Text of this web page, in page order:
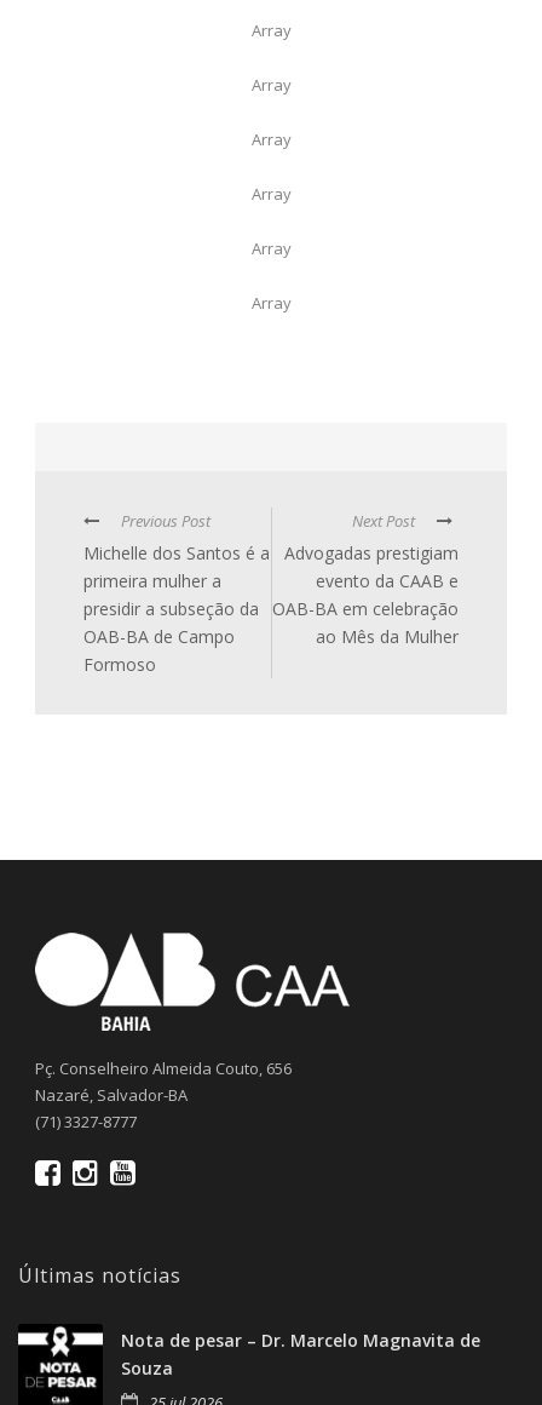
Array
Array
Array
Array
Array
Array
Previous Post
Michelle dos Santos é a
primeira mulher a
presidir a subseção da
OAB-BA de Campo
Formoso
Next Post
Advogadas prestigiam
evento da CAAB e
OAB-BA em celebração
ao Mês da Mulher
Pç. Conselheiro Almeida Couto, 656
Nazaré, Salvador-BA
(71) 3327-8777
Últimas notícias
Nota de pesar – Dr. Marcelo Magnavita de
Souza